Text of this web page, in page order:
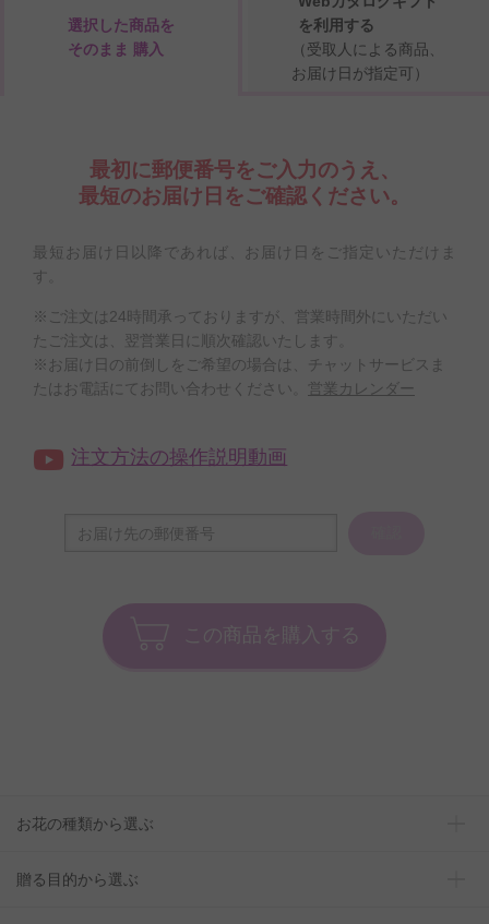
選択した商品を
そのまま 購入
を利用する
（受取人による商品、
お届け日が指定可）
最初に郵便番号をご入力のうえ、
最短のお届け日をご確認ください。
最短お届け日以降であれば、お届け日をご指定いただけま
す。
※ご注文は24時間承っておりますが、営業時間外にいただい
たご注文は、翌営業日に順次確認いたします。
※お届け日の前倒しをご希望の場合は、チャットサービスま
たはお電話にてお問い合わせください。
営業カレンダー
注文方法の操作説明動画
この商品を購入する
お花の種類から選ぶ
贈る目的から選ぶ